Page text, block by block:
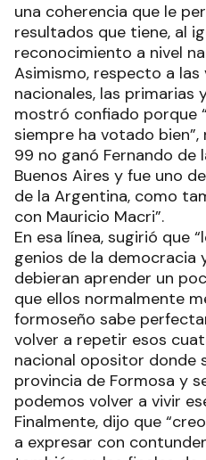
una coherencia que le
resultados que tiene, al
reconocimiento a nivel
Asimismo, respecto a las
nacionales, las primarias
mostró confiado porque
siempre ha votado
99 no ganó Fernando de
Buenos Aires y fue uno
de la Argentina, como
con Mauricio Macri”.
En esa línea, sugirió que
genios de la democracia
debieran aprender un
que ellos normalmente
formoseño sabe
volver a repetir esos
nacional opositor donde
provincia de Formosa y
podemos volver a vivir
Finalmente, dijo que
a expresar con